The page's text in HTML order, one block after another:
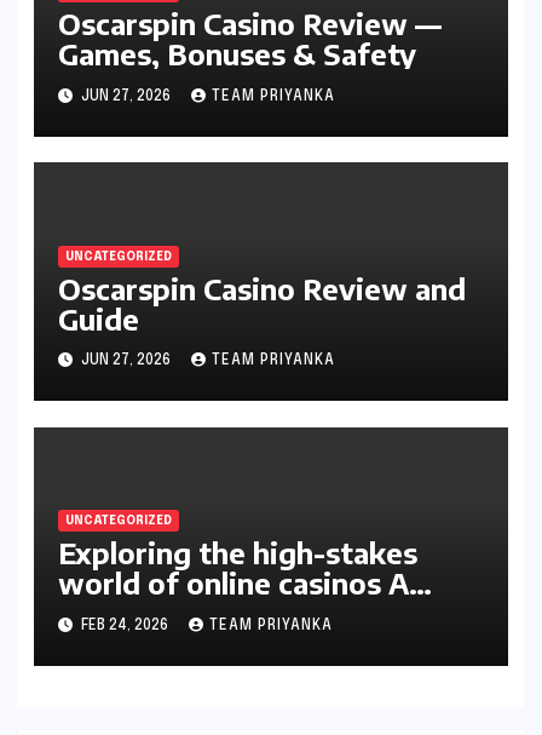
Oscarspin Casino Review —
Games, Bonuses & Safety
JUN 27, 2026 TEAM PRIYANKA
UNCATEGORIZED
Oscarspin Casino Review and
Guide
JUN 27, 2026 TEAM PRIYANKA
UNCATEGORIZED
Exploring the high-stakes
world of online casinos A
gambler’s guide
FEB 24, 2026 TEAM PRIYANKA